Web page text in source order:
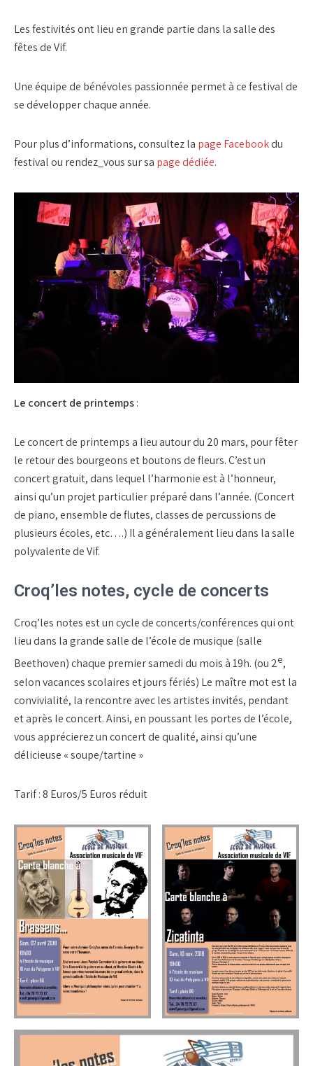
Les festivités ont lieu en grande partie dans la salle des
fêtes de Vif.
Une équipe de bénévoles passionnée permet à ce festival de
se développer chaque année.
Pour plus d’informations, consultez la page Facebookdu
festival ou rendez_vous sur sa page dédiée.
Le concert de printemps:
Le concert de printemps a lieu autour du 20 mars, pour fêter
le retour des bourgeons et boutons de fleurs. C’est un
concert gratuit, dans lequel l’harmonie est à l’honneur,
ainsi qu’un projet particulier préparé dans l’année. (Concert
de piano, ensemble de flutes, classes de percussions de
plusieurs écoles, etc….) Il a généralement lieu dans la salle
polyvalente de Vif.
Croq’les notes, cycle de concerts
Croq’les notes est un cycle de concerts/conférences qui ont
lieu dans la grande salle de l’école de musique (salle
Beethoven) chaque premier samedi du mois à 19h. (ou 2e,
selon vacances scolaires et jours fériés) Le maître mot est la
convivialité, la rencontre avec les artistes invités, pendant
et après le concert. Ainsi, en poussant les portes de l’école,
vous apprécierez un concert de qualité, ainsi qu’une
délicieuse « soupe/tartine »
Tarif : 8 Euros/5 Euros réduit